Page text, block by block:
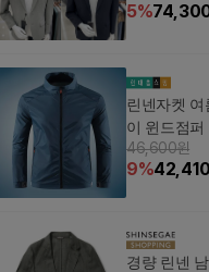
5%
린넨자켓
이 윈드점
46,600원
9%42,410
경량 린넨